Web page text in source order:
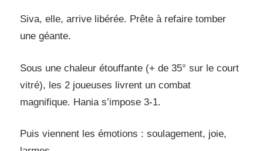
Siva, elle, arrive libérée. Prête à refaire tomber
une géante.
Sous une chaleur étouffante (+ de 35° sur le court
vitré), les 2 joueuses livrent un combat
magnifique. Hania s’impose 3-1.
Puis viennent les émotions : soulagement, joie,